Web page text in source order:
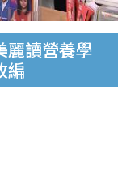
麗讀營養學
編